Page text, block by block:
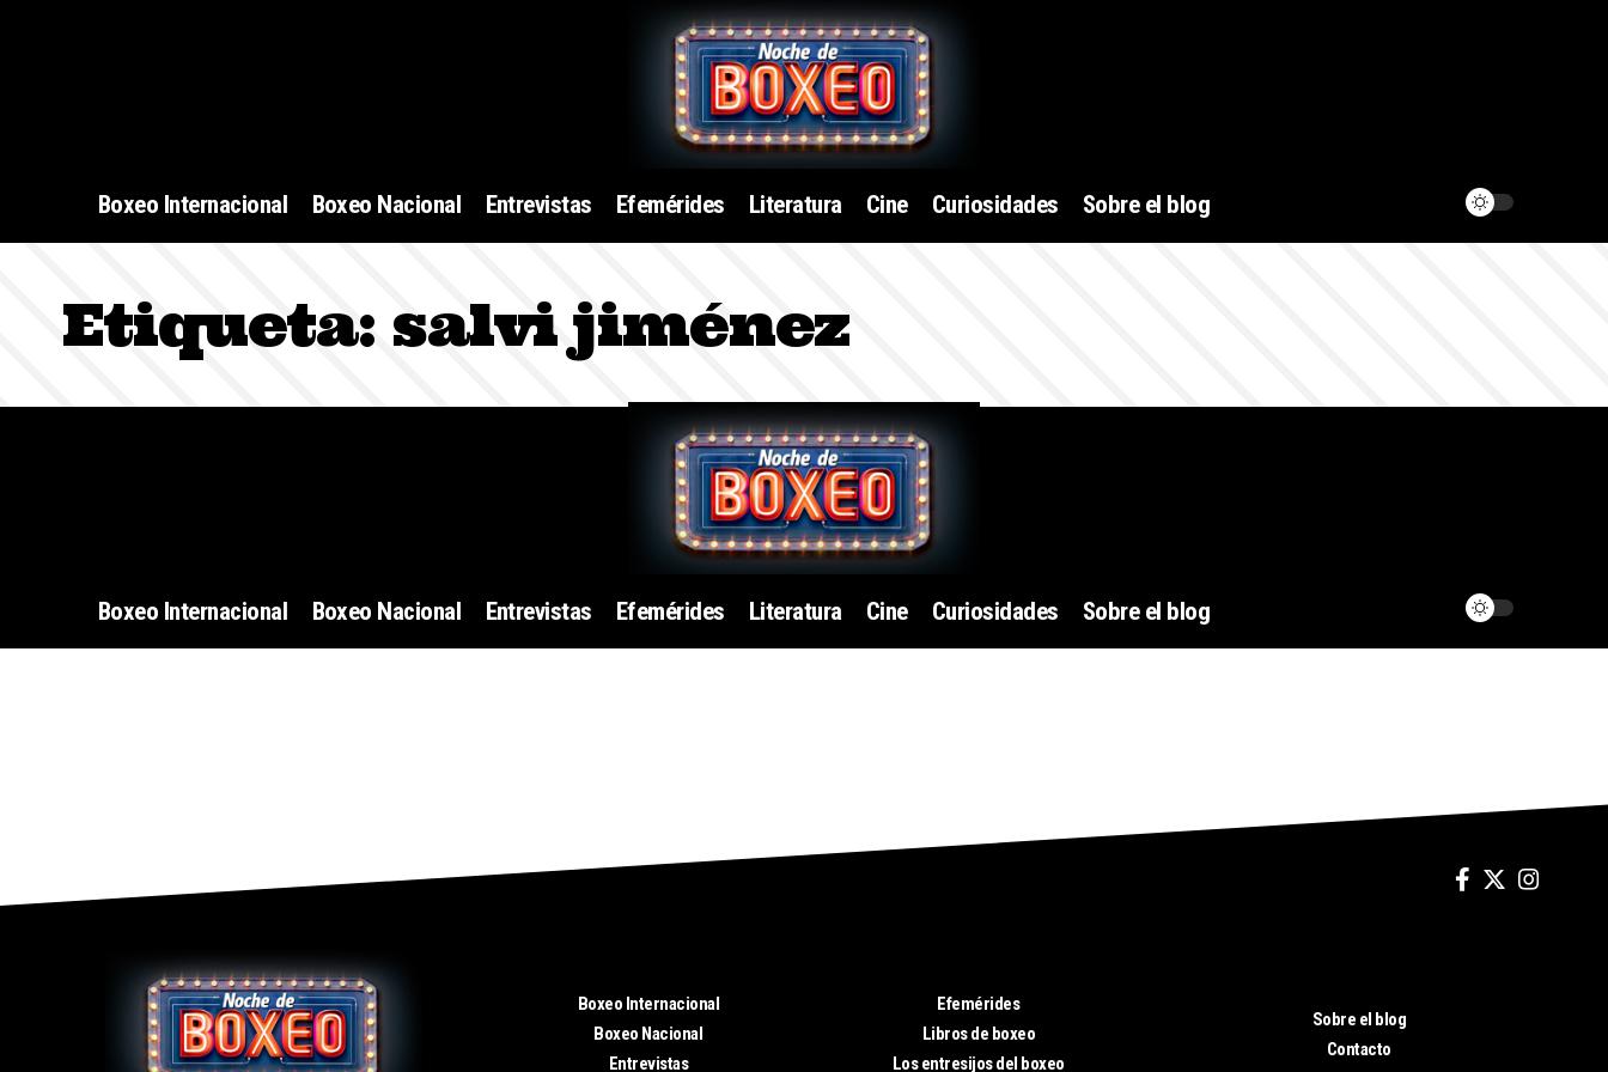
Boxeo Internacional Boxeo Nacional Entrevistas Efemérides Literatura Cine Curiosidades Sobre el blog
Etiqueta: salvi jiménez
Boxeo Internacional Boxeo Nacional Entrevistas Efemérides Literatura Cine Curiosidades Sobre el blog
Boxeo Internacional
Boxeo Nacional
Entrevistas
Efemérides
Libros de boxeo
Los entresijos del boxeo
Sobre el blog
Contacto